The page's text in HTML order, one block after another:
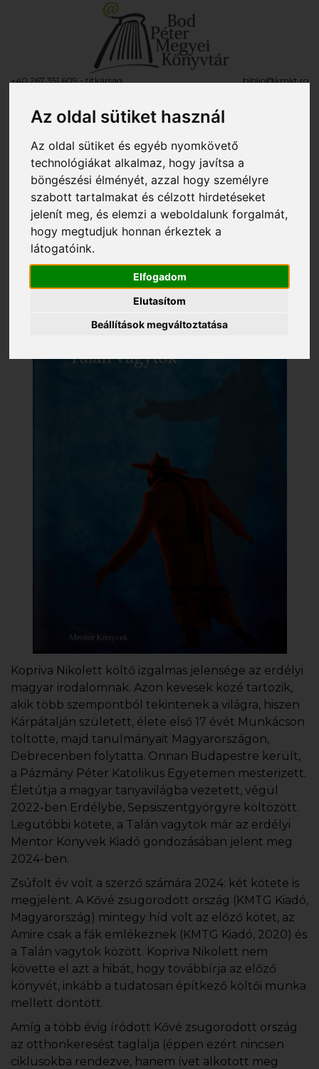
Az oldal sütiket használ
Az oldal sütiket és egyéb nyomkövető
technológiákat alkalmaz, hogy javítsa a
böngészési élményét, azzal hogy személyre
szabott tartalmakat és célzott hirdetéseket
jelenít meg, és elemzi a weboldalunk forgalmát,
hogy megtudjuk honnan érkeztek a
látogatóink.
Elfogadom
Elutasítom
Beállítások megváltoztatása
+40 267 351 609 - titkárság
biblio@kmkt.ro
EN
Itt vagy: »Könyvajánló» Az Olvasóterem ajánlja» Kopriva Nikolett: Talán
vagytok
Kopriva Nikolett: Talán vagytok
2025. május 20., kedd
Kopriva Nikolett költő izgalmas jelensége az erdélyi
magyar irodalomnak. Azon kevesek közé tartozik,
akik több szempontból tekintenek a világra, hiszen
Kárpátalján született, élete első 17 évét Munkácson
töltötte, majd tanulmányait Magyarországon,
Debrecenben folytatta. Onnan Budapestre került,
a Pázmány Péter Katolikus Egyetemen mesterizett.
Életútja a magyar tanyavilágba vezetett, végül
2022-ben Erdélybe, Sepsiszentgyörgyre költözött.
Legutóbbi kötete, a Talán vagytok már az erdélyi
Mentor Könyvek Kiadó gondozásában jelent meg
2024-ben.
Zsúfolt év volt a szerző számára 2024: két kötete is
megjelent. A Kővé zsugorodott ország (KMTG Kiadó,
Magyarország) mintegy híd volt az előző kötet, az
Amire csak a fák emlékeznek (KMTG Kiadó, 2020) és
a Talán vagytok között. Kopriva Nikolett nem
követte el azt a hibát, hogy továbbírja az előző
könyvét, inkább a tudatosan építkező költői munka
mellett döntött.
Amíg a több évig íródott Kővé zsugorodott ország
az otthonkeresést taglalja (éppen ezért nincsen
ciklusokba rendezve, hanem ívet alkotott meg